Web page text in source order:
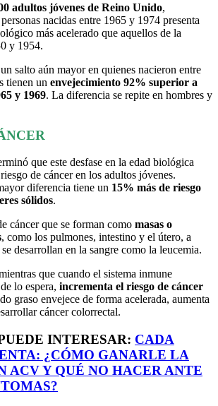
adultos jóvenes de Reino Unido,
nacidas entre 1965 y 1974 presenta
más acelerado que aquellos de la
y 1954.
salto aún mayor en quienes nacieron entre
tienen un envejecimiento 92% superior a
y 1969. La diferencia se repite en hombres y
que este desfase en la edad biológica
de cáncer en los adultos jóvenes.
diferencia tiene un 15% más de riesgo
sólidos.
cáncer que se forman como masas o
, como los pulmones, intestino y el útero, a
desarrollan en la sangre como la leucemia.
que cuando el sistema inmune
lo espera, incrementa el riesgo de cáncer
graso envejece de forma acelerada, aumenta
cáncer colorrectal.
INTERESAR: CADA
¿CÓMO GANARLE LA
ACV Y QUÉ NO HACER ANTE